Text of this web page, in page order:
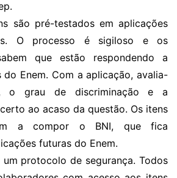
são pré-testados em aplicações
O processo é sigiloso e os
que estão respondendo a
do Enem. Com a aplicação, avalia-
o grau de discriminação e a
ao acaso da questão. Os itens
a compor o BNI, que fica
futuras do Enem.
um protocolo de segurança. Todos